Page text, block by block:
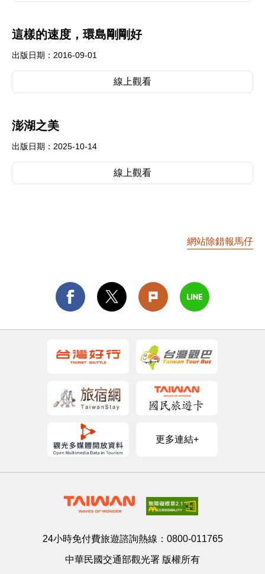
這樣的速度，環島剛剛好
出版日期：2016-09-01
線上觀看
澎湖之美
出版日期：2025-10-14
線上觀看
網站除錯報馬仔
更多連結+
24小時免付費旅遊諮詢熱線： 0800-011765
中華民國交通部觀光署 版權所有